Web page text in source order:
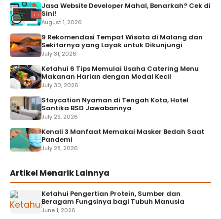
Jasa Website Developer Mahal, Benarkah? Cek di
Sini!
August 1, 2026
9 Rekomendasi Tempat Wisata di Malang dan
Sekitarnya yang Layak untuk Dikunjungi
July 31, 2026
Ketahui 6 Tips Memulai Usaha Catering Menu
Makanan Harian dengan Modal Kecil
July 30, 2026
Staycation Nyaman di Tengah Kota, Hotel
Santika BSD Jawabannya
July 29, 2026
Kenali 3 Manfaat Memakai Masker Bedah Saat
Pandemi
July 28, 2026
Artikel Menarik Lainnya
Ketahui Pengertian Protein, Sumber dan
Beragam Fungsinya bagi Tubuh Manusia
June 1, 2026